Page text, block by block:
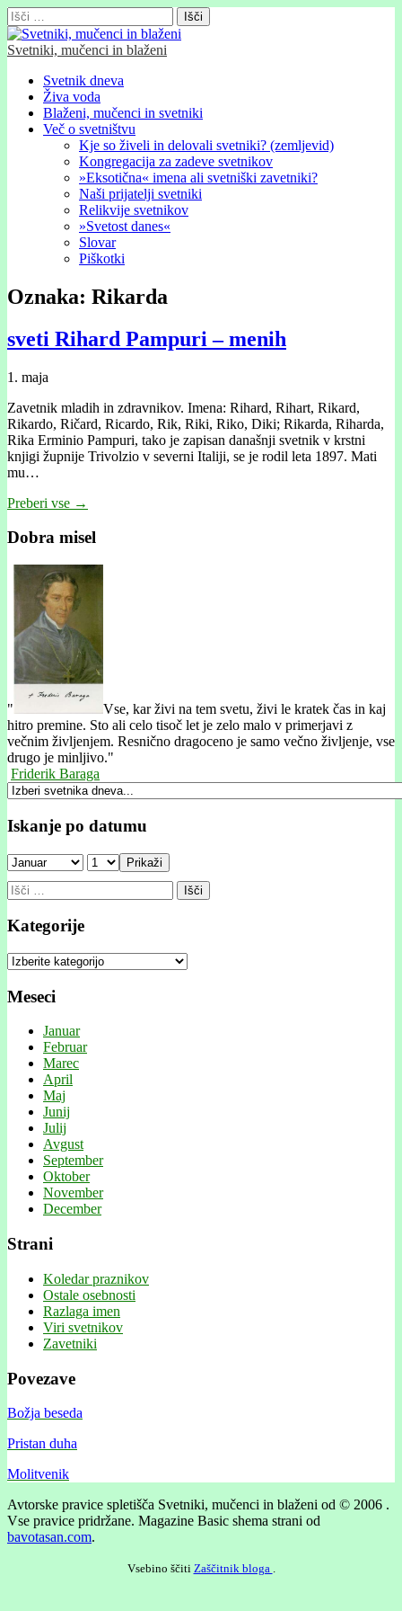
Išči:
Svetniki, mučenci in blaženi
Glavni
meni
Skip
content
Svetnik dneva
Živa voda
Blaženi, mučenci in svetniki
Več o svetništvu
Kje so živeli in delovali svetniki? (zemljevid)
Kongregacija za zadeve svetnikov
»Eksotična« imena ali svetniški zavetniki?
Naši prijatelji svetniki
Relikvije svetnikov
»Svetost danes«
Slovar
Piškotki
Oznaka: Rikarda
sveti Rihard Pampuri – menih
1. maja
Zavetnik mladih in zdravnikov. Imena: Rihard, Rihart, Rikard,
Rikardo, Ričard, Ricardo, Rik, Riki, Riko, Diki; Rikarda, Riharda,
Rika Erminio Pampuri, tako je zapisan današnji svetnik v krstni
knjigi župnije Trivolzio v severni Italiji, se je rodil leta 1897. Mati
mu…
Preberi vse →
Dobra misel
"
Vse, kar živi na tem svetu, živi le kratek čas in kaj
hitro premine. Sto ali celo tisoč let je zelo malo v primerjavi z
večnim življenjem. Resnično dragoceno je samo večno življenje, vse
drugo je minljivo."
Friderik Baraga
Iskanje po datumu
Prikaži
Išči:
Kategorije
Kategorije
Meseci
Januar
Februar
Marec
April
Maj
Junij
Julij
Avgust
September
Oktober
November
December
Strani
Koledar praznikov
Ostale osebnosti
Razlaga imen
Viri svetnikov
Zavetniki
Povezave
Božja beseda
Pristan duha
Molitvenik
Avtorske pravice spletišča Svetniki, mučenci in blaženi od © 2006 .
Vse pravice pridržane. Magazine Basic shema strani od
bavotasan.com.
Vsebino ščiti Zaščitnik bloga .